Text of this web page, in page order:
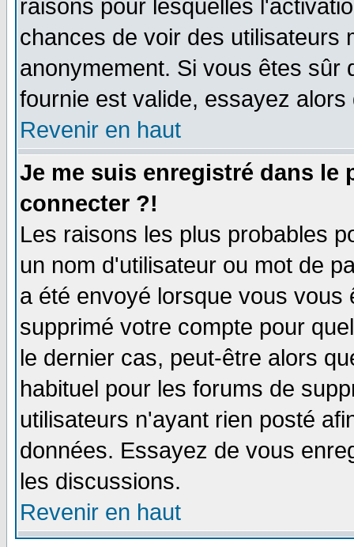
raisons pour lesquelles
chances de voir des utilisateurs
anonymement. Si vous êtes sûr
fournie est valide, essayez
Revenir en haut
Je me suis enregistré dans le
connecter ?!
Les raisons les plus probables
un nom d'utilisateur ou mot de
a été envoyé lorsque vous
supprimé votre compte pour
le dernier cas, peut-être alors
habituel pour les forums de
utilisateurs n'ayant rien posté
données. Essayez de vous
les discussions.
Revenir en haut